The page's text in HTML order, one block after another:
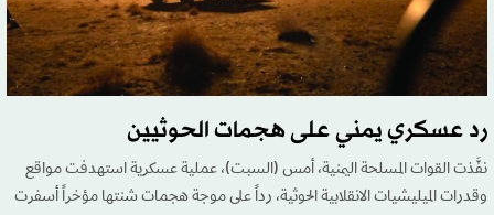
رد عسكري يمني على هجمات الحوثيين
نفَّذت القوات المسلحة اليمنية، أمس (السبت)، عملية عسكرية استهدفت مواقع
وقدرات الميليشيات الانقلابية الحوثية، رداً على موجة هجمات شنتها مؤخراً أسفرت